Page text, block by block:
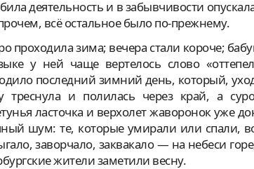
деятельность и в забывчивости
всё остальное было по-прежнему.
проходила зима; вечера стали короче;
у ней чаще вертелось слово
последний зимний день, который,
треснула и полилась через край, а
ласточка и верхолет жаворонок уже
шум: те, которые умирали или спали,
заворчало, заквакало — на небеси
жители заметили весну.